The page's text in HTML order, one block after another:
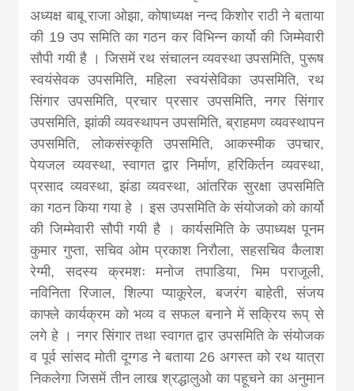
अध्यक्ष बाबू राजा ओझा, कोषाध्यक्ष नन्द किशोर राठी ने बताया
की 19 उप समिति का गठन कर विभिन्न कार्यो की जिम्मेवारी
सौपी गयी है । जिसमें रथ संचालन व्यवस्था उपसमिति, पुरूष
स्वयंसेवक उपसमिति, महिला स्वयंसेविका उपसमिति, रथ
सिंगार उपसमिति, प्रचार प्रसार उपसमिति, नगर सिंगार
उपसमिति, झांकी व्यवस्थापन उपसमिति, ब्राहमण व्यवस्थापन
उपसमिति, लोकसंस्कृति उपसमिति, आकस्मीक उपचार,
पेयजल व्यवस्था, स्वागत द्वार निर्माण, हरिकिर्तन व्यवस्था,
प्रसाद व्यवस्था, झंडा व्यवस्था, आंतरिक सुरक्षा उपसमिति
का गठन किया गया हे । इस उपसमिति के संयोजको को कार्यो
की जिम्मेवारी सौपी गयी है । कार्यसमिति के उपाध्यक्ष पूनम
कुमार गुप्ता, सचिव ओम प्रकाश निरौला, सहसचिव कैलाश
रेग्मी, सदस्य क्रमशः मनोज तपाडिया, भिम पराजूली,
नविनिता रिजाल, शिल्पा प्याकूरेल, बजरंग बाहेती, संजय
काफ्ले कार्यक्रम को भव्य व सफल बनाने में सक्रिय रूप् से
लगे हे । नगर सिंगार तथा स्वागत द्वार उपसमिति के संयोजक
व पूर्व सांसद मोती दूग्गड ने बताया 26 अगस्त को रथ यात्रा
निकलेगा जिसमें तीन लाख श्रद्धालुओ का पहूचने का अनुमान